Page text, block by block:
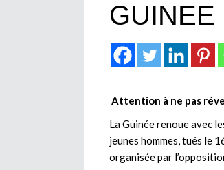
GUINEE
Attention à ne pas
La Guinée renoue avec
jeunes hommes, tués le
organisée par